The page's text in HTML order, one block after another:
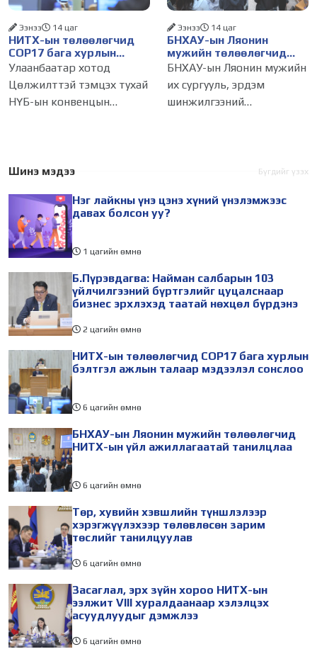
НИТХ-ын төлөөлөгчид
COP17 бага хурлын
бэлтгэл ажлын талаар
мэдээлэл сонслоо
Ээнээ 14 цаг
Улаанбаатар хотод
Цөлжилттэй тэмцэх тухай
НҮБ-ын конвенцын
өдөр зохион
холбогдуулан Нийслэлийн
БНХАУ-ын Ляонин
мужийн төлөөлөгчид
НИТХ-ын үйл
танилцлаа
Ээнээ 14 цаг
БНХАУ-ын Ляонин мужийн
их сургууль, эрдэм
шинжилгээний
төлөөлөгчид Монгол
айлчлалынхаа хүрээнд
Шинэ мэдээ Бүгдийг үзэх
Нэг лайкны үнэ цэнэ хүний үнэлэмжээс
давах болсон уу?
1 цагийн өмнө
Б.Пүрэвдагва: Найман салбарын 103
үйлчилгээний бүртгэлийг цуцалснаар
бизнес эрхлэхэд таатай нөхцөл бүрдэнэ
2 цагийн өмнө
НИТХ-ын төлөөлөгчид COP17 бага хурлын
бэлтгэл ажлын талаар мэдээлэл сонслоо
6 цагийн өмнө
БНХАУ-ын Ляонин мужийн төлөөлөгчид
НИТХ-ын үйл ажиллагаатай танилцлаа
6 цагийн өмнө
Төр, хувийн хэвшлийн түншлэлээр
хэрэгжүүлэхээр төлөвлөсөн зарим
төслийг танилцуулав
6 цагийн өмнө
Засаглал, эрх зүйн хороо НИТХ-ын
ээлжит VIII хуралдаанаар хэлэлцэх
асуудлуудыг дэмжлээ
6 цагийн өмнө